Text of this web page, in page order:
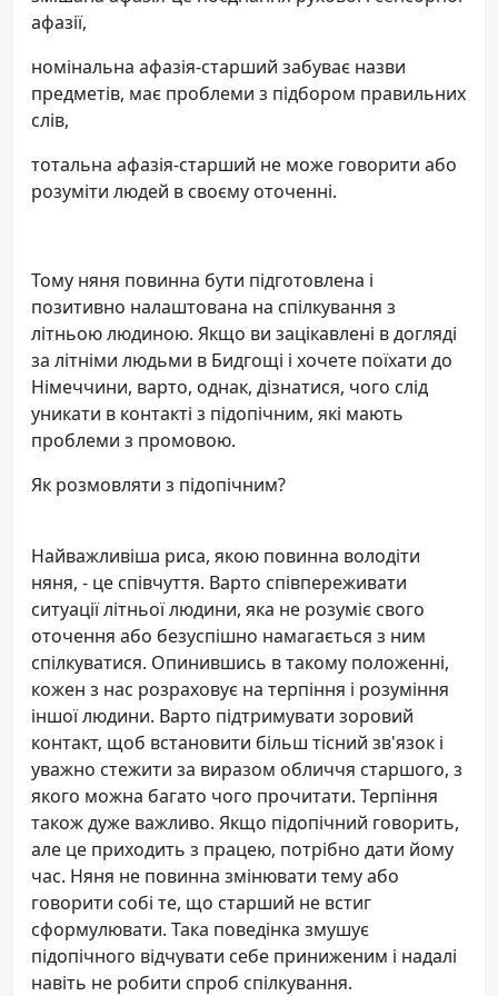
афазії,
номінальна афазія-старший забуває назви
предметів, має проблеми з підбором правильних
слів,
тотальна афазія-старший не може говорити або
розуміти людей в своєму оточенні.
Тому няня повинна бути підготовлена і
позитивно налаштована на спілкування з
літньою людиною. Якщо ви зацікавлені в догляді
за літніми людьми в Бидгощі і хочете поїхати до
Німеччини, варто, однак, дізнатися, чого слід
уникати в контакті з підопічним, які мають
проблеми з промовою.
Як розмовляти з підопічним?
Найважливіша риса, якою повинна володіти
няня, - це співчуття. Варто співпереживати
ситуації літньої людини, яка не розуміє свого
оточення або безуспішно намагається з ним
спілкуватися. Опинившись в такому положенні,
кожен з нас розраховує на терпіння і розуміння
іншої людини. Варто підтримувати зоровий
контакт, щоб встановити більш тісний зв'язок і
уважно стежити за виразом обличчя старшого, з
якого можна багато чого прочитати. Терпіння
також дуже важливо. Якщо підопічний говорить,
але це приходить з працею, потрібно дати йому
час. Няня не повинна змінювати тему або
говорити собі те, що старший не встиг
сформулювати. Така поведінка змушує
підопічного відчувати себе приниженим і надалі
навіть не робити спроб спілкування.